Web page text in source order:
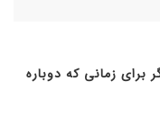
برای زمانی که دوباره